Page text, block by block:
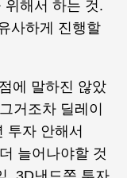
위해서 하는 것.
사하게 진행할
에 말하진 않았
거조차 딜레이
투자 안해서
늘어나야할 것